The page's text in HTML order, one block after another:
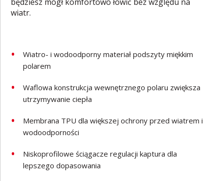
wiatr.
Wiatro- i wodoodporny materiał podszyty miękkim
polarem
Waflowa konstrukcja wewnętrznego polaru zwiększa
utrzymywanie ciepła
Membrana TPU dla większej ochrony przed wiatrem i
wodoodporności
Niskoprofilowe ściągacze regulacji kaptura dla
lepszego dopasowania